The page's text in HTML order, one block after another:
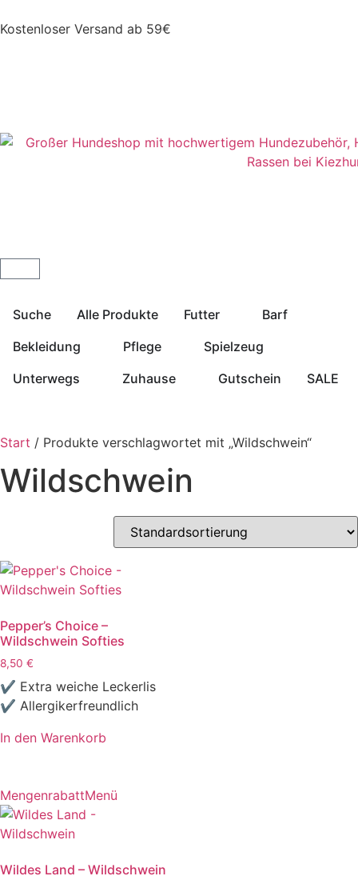
Kostenloser Versand ab 59€
Suche Alle Produkte Futter
Barf
Bekleidung
Pflege
Spielzeug
Unterwegs
Zuhause Gutschein SALE
Start / Produkte verschlagwortet mit „Wildschwein“
Wildschwein
Pepper’s Choice –
Wildschwein Softies
8,50 €
✔ Extra weiche Leckerlis
✔ Allergikerfreundlich
In den Warenkorb
MengenrabattMenü
Wildes Land – Wildschwein